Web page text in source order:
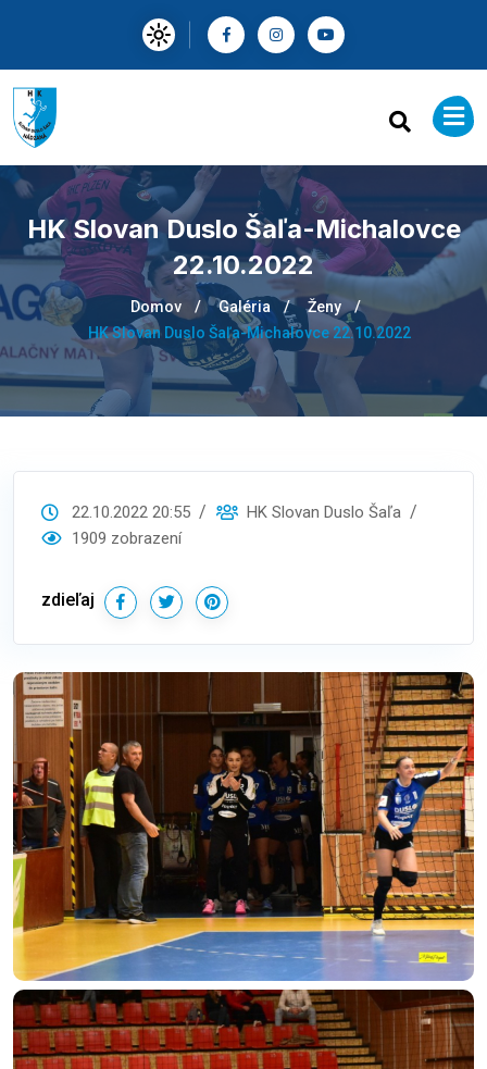
HK Slovan Duslo Šaľa-Michalovce
22.10.2022
Domov Galéria
Ženy
HK Slovan Duslo Šaľa-Michalovce 22.10.2022
22.10.2022 20:55
HK Slovan Duslo Šaľa
1909 zobrazení
zdieľaj